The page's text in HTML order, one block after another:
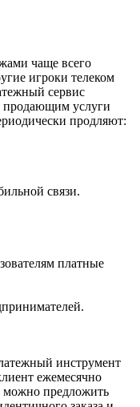
чаще всего
игроки телеком
сервис
продающим услуги
продляют:
связи.
платные
инструмент
ежемесячно
можно предложить